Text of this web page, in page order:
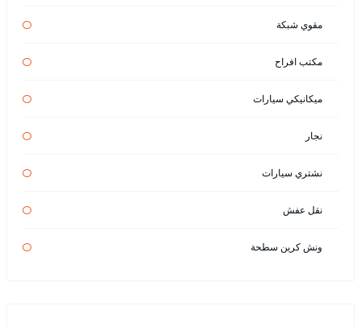
مقوي شبكة
مكتب افراح
ميكانيكي سيارات
نجار
نشتري سيارات
نقل عفش
ونش كرين سطحة